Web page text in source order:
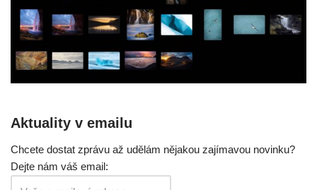
Aktuality v emailu
Chcete dostat zprávu až udělám nějakou zajímavou novinku?
Dejte nám váš email: